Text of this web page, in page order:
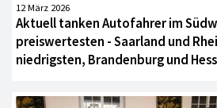
12 März 2026
Aktuell tanken Autofahrer im
preiswertesten - Saarland und
niedrigsten, Brandenburg und